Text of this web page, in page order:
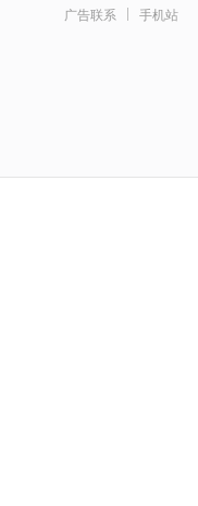
手机站
广告联系